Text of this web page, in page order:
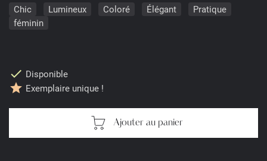
Chic
Lumineux Coloré Élégant
Pratique
féminin
check Disponible
star Exemplaire unique !
Ajouter au panier